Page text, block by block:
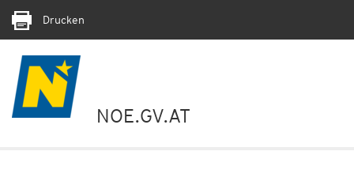
Drucken
NOE.GV.AT